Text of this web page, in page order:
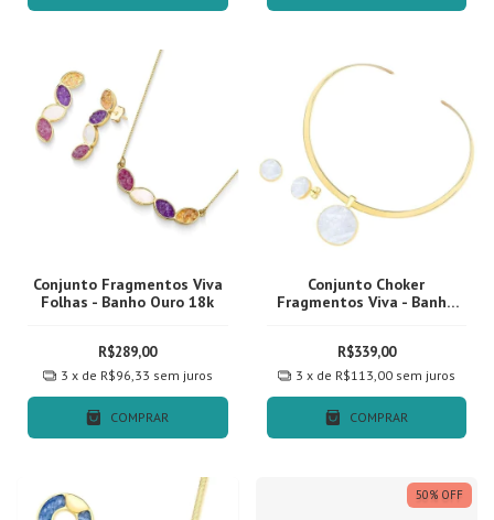
Conjunto Fragmentos Viva
Folhas - Banho Ouro 18k
R$289,00
3 x de R$96,33 sem juros
COMPRAR
Conjunto Choker
Fragmentos Viva - Banho
R$339,00
3 x de R$113,00 sem juros
COMPRAR
50% OFF